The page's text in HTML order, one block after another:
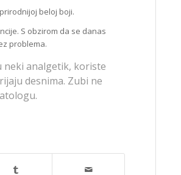
beloj boji.
S obzirom da se danas
problema.
neki analgetik, koriste
desnima. Zubi ne